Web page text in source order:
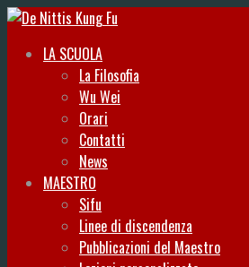
LA SCUOLA
La Filosofia
Wu Wei
Orari
Contatti
News
MAESTRO
Sifu
Linee di discendenza
Pubblicazioni del Maestro